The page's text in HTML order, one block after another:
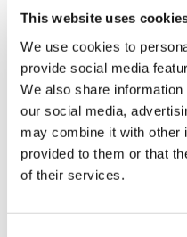
This website uses
We use cookies to
provide social media
We also share
our social media,
may combine it with other
provided to them or that
of their services.
宇宙飛行まで、私の信
た。同時に神の存在そ
あった。 しかし、宇宙
得られた洞察の前には
しまった。神がそこに
かるのだ。 このような
きようとは夢にも思っ
て、私は自分に驚いてい
その臨場感は、知的認